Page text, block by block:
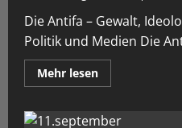
Die Antifa – Gewalt,
Politik und Medien Die
Mehr lesen